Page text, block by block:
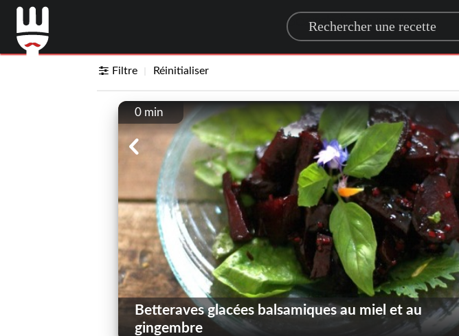
Search for a recipe
Filtre Réinitialiser
0 min
Betteraves glacées balsamiques au miel et au
gingembre